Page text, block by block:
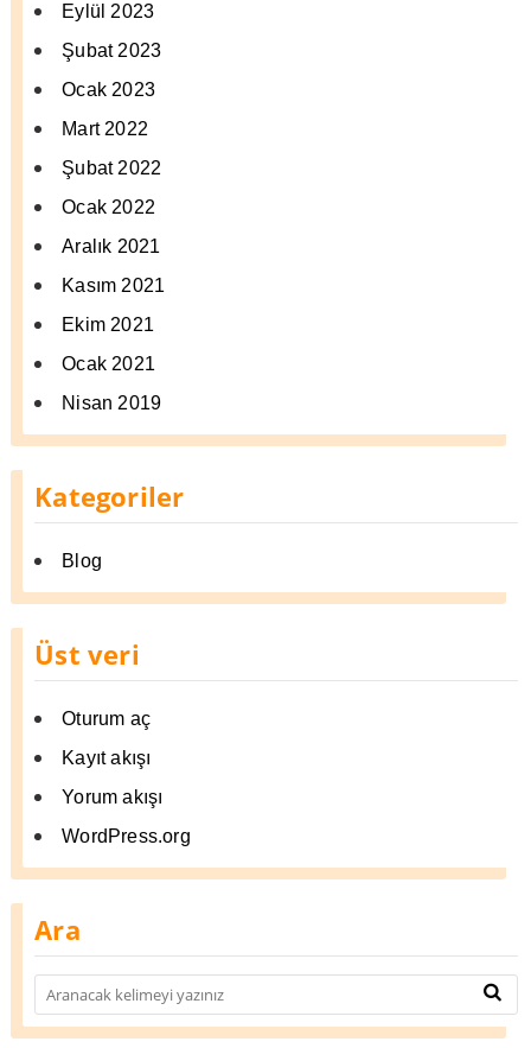
Eylül 2023
Şubat 2023
Ocak 2023
Mart 2022
Şubat 2022
Ocak 2022
Aralık 2021
Kasım 2021
Ekim 2021
Ocak 2021
Nisan 2019
Kategoriler
Blog
Üst veri
Oturum aç
Kayıt akışı
Yorum akışı
WordPress.org
Ara